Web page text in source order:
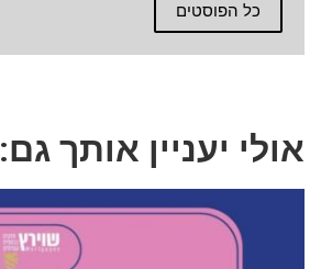
כל הפוסטים
אולי יעניין אותך גם: